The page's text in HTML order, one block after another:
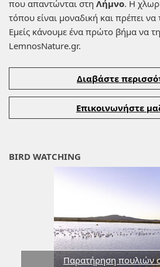
που απαντώνται στη Λήμνο. Η
τόπου είναι μοναδική και πρέπει
Εμείς κάνουμε ένα πρώτο βήμα να
LemnosNature.gr.
Διαβάστε
Επικοινωνήστε
BIRD WATCHING
Παρατήρηση πουλιών